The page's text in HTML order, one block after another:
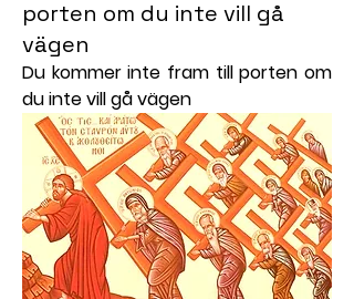
porten om du inte vill gå
vägen
Du kommer inte fram till porten om
du inte vill gå vägen